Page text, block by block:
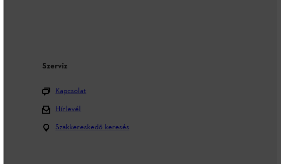
Szerviz
Kapcsolat
Hírlevél
Szakkereskedő keresés